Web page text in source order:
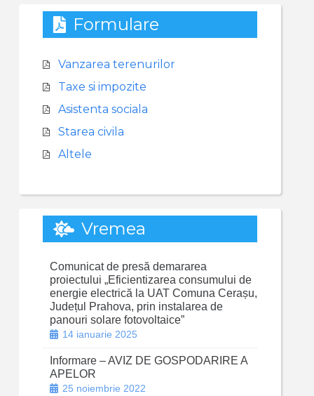
Formulare
Vanzarea terenurilor
Taxe si impozite
Asistenta sociala
Starea civila
Altele
Vremea
Comunicat de presă demararea
proiectului „Eficientizarea consumului de
energie electrică la UAT Comuna Cerașu,
Județul Prahova, prin instalarea de
panouri solare fotovoltaice”
14 ianuarie 2025
Informare – AVIZ DE GOSPODARIRE A
APELOR
25 noiembrie 2022